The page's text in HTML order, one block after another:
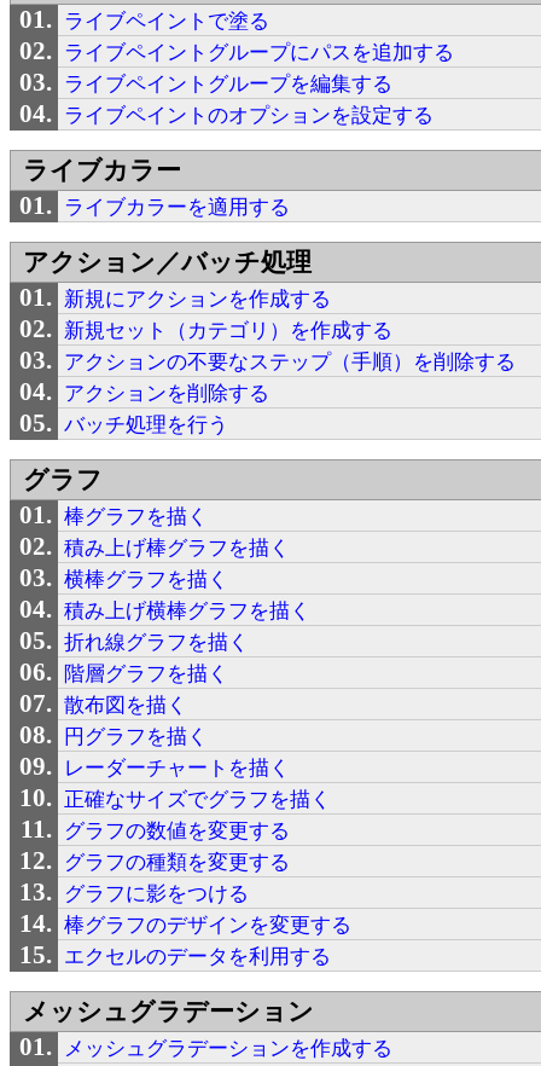
ライブペイントで塗る
ライブペイントグループにパスを追加する
ライブペイントグループを編集する
ライブペイントのオプションを設定する
ライブカラー
ライブカラーを適用する
アクション／バッチ処理
新規にアクションを作成する
新規セット（カテゴリ）を作成する
アクションの不要なステップ（手順）を削除する
アクションを削除する
バッチ処理を行う
グラフ
棒グラフを描く
積み上げ棒グラフを描く
横棒グラフを描く
積み上げ横棒グラフを描く
折れ線グラフを描く
階層グラフを描く
散布図を描く
円グラフを描く
レーダーチャートを描く
正確なサイズでグラフを描く
グラフの数値を変更する
グラフの種類を変更する
グラフに影をつける
棒グラフのデザインを変更する
エクセルのデータを利用する
メッシュグラデーション
メッシュグラデーションを作成する